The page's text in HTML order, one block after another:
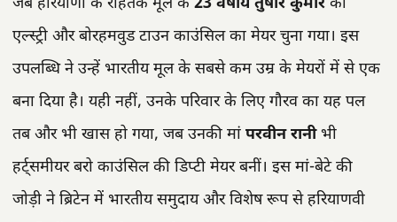
एल्स्ट्री और बोरहमवुड टाउन काउंसिल का मेयर चुना गया। इस
उपलब्धि ने उन्हें भारतीय मूल के सबसे कम उम्र के मेयरों में से एक
बना दिया है। यही नहीं, उनके परिवार के लिए गौरव का यह पल
तब और भी खास हो गया, जब उनकी मां परवीन रानीभी
हर्ट्समीयर बरो काउंसिल की डिप्टी मेयर बनीं। इस मां-बेटे की
जोड़ी ने ब्रिटेन में भारतीय समुदाय और विशेष रूप से हरियाणवी